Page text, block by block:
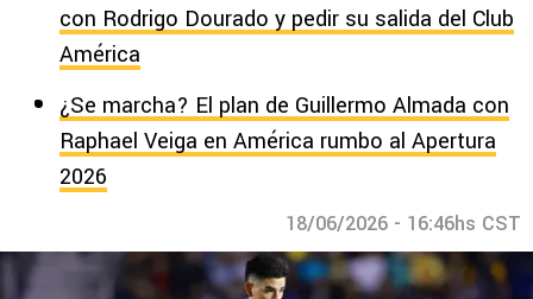
con Rodrigo Dourado y pedir su salida del Club
América
¿Se marcha? El plan de Guillermo Almada con
Raphael Veiga en América rumbo al Apertura
2026
18/06/2026 - 16:46hs CST